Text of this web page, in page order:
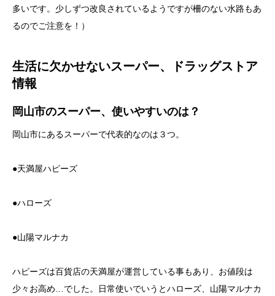
多いです。少しずつ改良されているようですが柵のない水路もあ
るのでご注意を！）
生活に欠かせないスーパー、ドラッグストア
情報
岡山市のスーパー、使いやすいのは？
岡山市にあるスーパーで代表的なのは３つ。
●天満屋ハピーズ
●ハローズ
●山陽マルナカ
ハピーズは百貨店の天満屋が運営している事もあり、お値段は
少々お高め…でした。日常使いでいうとハローズ、山陽マルナカ